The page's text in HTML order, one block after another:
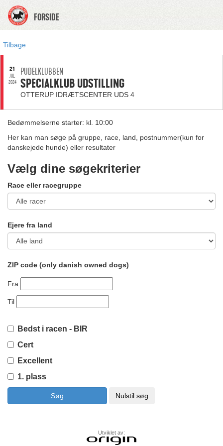
FORSIDE
Tilbage
21
JUL.
2024
PUDELKLUBBEN
SPECIALKLUB UDSTILLING
OTTERUP IDRÆTSCENTER UDS 4
Bedømmelserne starter: kl. 10:00
Her kan man søge på gruppe, race, land, postnummer(kun for
danskejede hunde) eller resultater
Vælg dine søgekriterier
Race eller racegruppe
Ejere fra land
ZIP code (only danish owned dogs)
Fra
Til
Bedst i racen - BIR
Cert
Excellent
1. plass
Utviklet av: